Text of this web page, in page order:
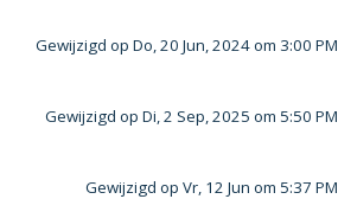
Gewijzigd op Do, 20 Jun, 2024 om 3:00 PM
Gewijzigd op Di, 2 Sep, 2025 om 5:50 PM
Gewijzigd op Vr, 12 Jun om 5:37 PM